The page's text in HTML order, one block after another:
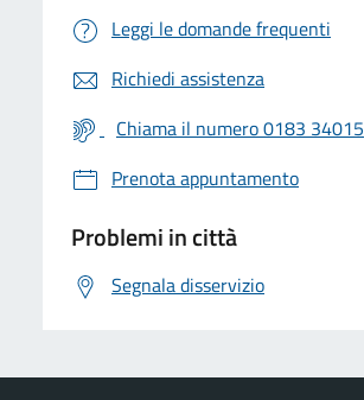
Leggi le domande frequenti
Richiedi assistenza
Chiama il numero 0183 34015
Prenota appuntamento
Problemi in città
Segnala disservizio